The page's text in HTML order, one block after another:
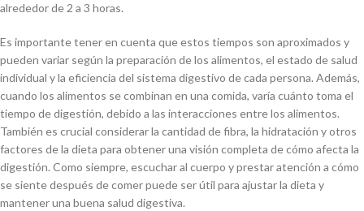
alrededor de 2 a 3 horas.
Es importante tener en cuenta que estos tiempos son aproximados y
pueden variar según la preparación de los alimentos, el estado de salud
individual y la eficiencia del sistema digestivo de cada persona. Además,
cuando los alimentos se combinan en una comida, varía cuánto toma el
tiempo de digestión, debido a las interacciones entre los alimentos.
También es crucial considerar la cantidad de fibra, la hidratación y otros
factores de la dieta para obtener una visión completa de cómo afecta la
digestión. Como siempre, escuchar al cuerpo y prestar atención a cómo
se siente después de comer puede ser útil para ajustar la dieta y
mantener una buena salud digestiva.